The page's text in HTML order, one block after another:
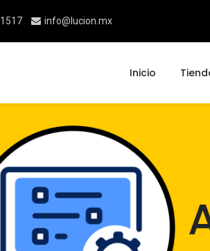
info@lucion.mx
Inicio